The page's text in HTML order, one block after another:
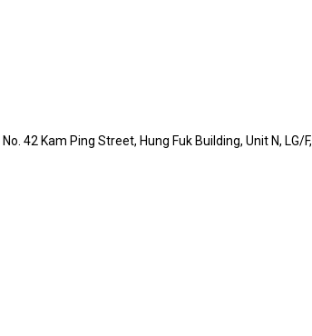
42 Kam Ping Street, Hung Fuk Building, Unit N, LG/F,